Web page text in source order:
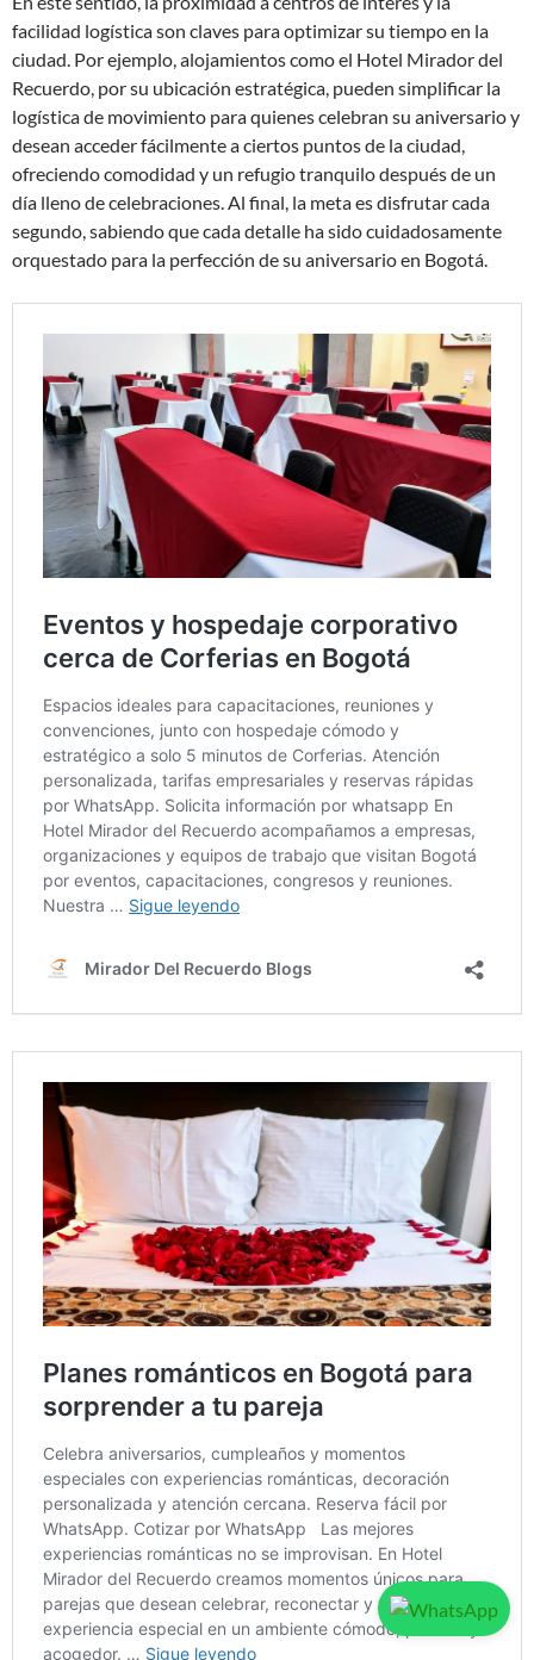
facilidad logística son claves para optimizar su tiempo en la
ciudad. Por ejemplo, alojamientos como el Hotel Mirador del
Recuerdo, por su ubicación estratégica, pueden simplificar la
logística de movimiento para quienes celebran su aniversario y
desean acceder fácilmente a ciertos puntos de la ciudad,
ofreciendo comodidad y un refugio tranquilo después de un
día lleno de celebraciones. Al final, la meta es disfrutar cada
segundo, sabiendo que cada detalle ha sido cuidadosamente
orquestado para la perfección de su aniversario en Bogotá.